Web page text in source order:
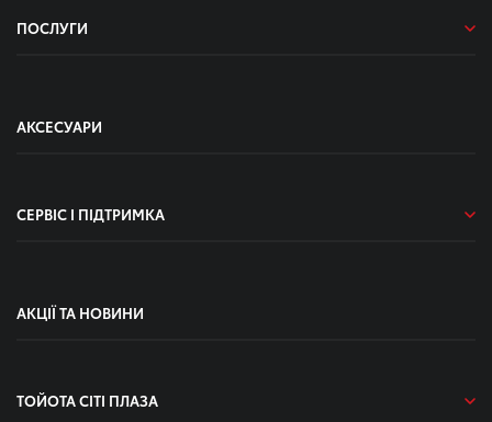
ПОСЛУГИ
АКСЕСУАРИ
СЕРВІС І ПІДТРИМКА
АКЦІЇ ТА НОВИНИ
ТОЙОТА СІТІ ПЛАЗА